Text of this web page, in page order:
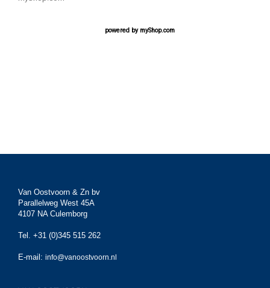
powered by myShop.com
Van Oostvoorn & Zn bv
Parallelweg West 45A
4107 NA Culemborg
Tel. +31 (0)345 515 262
E-mail: info@vanoostvoorn.nl